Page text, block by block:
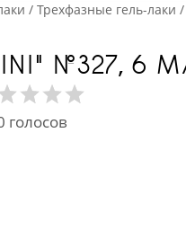
Трехфазные гель-лаки
№327, 6
голосов